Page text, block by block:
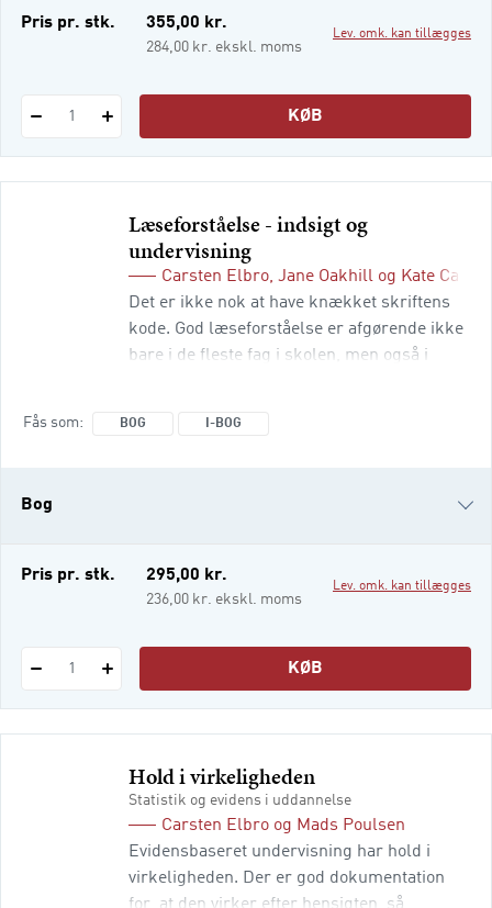
afsni
i-bog
Pris pr. stk. 355,00 kr.
284,00 kr. ekskl. moms
Lev. omk. kan tillægges
1 KØB
Læseforståelse - indsigt og
undervisning
Carsten Elbro, Jane Oakhill og Kate Cain
Det er ikke nok at have knækket skriftens
kode. God læseforståelse er afgørende ikke
bare i de fleste fag i skolen, men også i
givet, selv om eleverne har knækket skri
Fås som BOG I-BOG
Bog
i-bog
Pris pr. stk. 295,00 kr.
236,00 kr. ekskl. moms
Lev. omk. kan tillægges
1 KØB
Hold i virkeligheden
Statistik og evidens i uddannelse
Carsten Elbro og Mads Poulsen
Evidensbaseret undervisning har hold i
virkeligheden. Der er god dokumentation
for, at den virker efter hensigten, så